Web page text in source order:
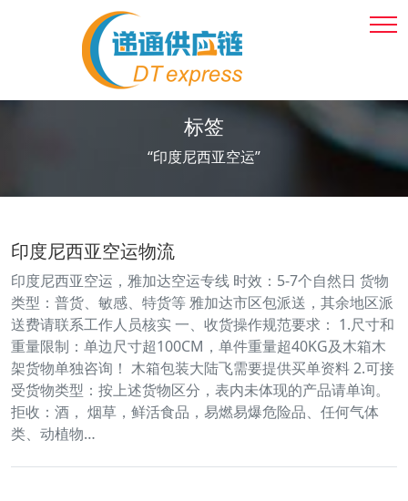
标签
“印度尼西亚空运”
印度尼西亚空运物流
印度尼西亚空运，雅加达空运专线 时效：5-7个自然日 货物
类型：普货、敏感、特货等 雅加达市区包派送，其余地区派
送费请联系工作人员核实 一、收货操作规范要求： 1.尺寸和
重量限制：单边尺寸超100CM，单件重量超40KG及木箱木
架货物单独咨询！ 木箱包装大陆飞需要提供买单资料 2.可接
受货物类型：按上述货物区分，表内未体现的产品请单询。
拒收：酒， 烟草，鲜活食品，易燃易爆危险品、任何气体
类、动植物…